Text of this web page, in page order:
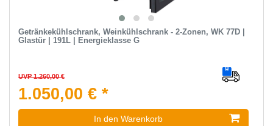
Getränkekühlschrank, Weinkühlschrank - 2-Zonen, WK 77D |
Glastür | 191L | Energieklasse G
UVP 1.260,00 €
1.050,00 € *
In den Warenkorb